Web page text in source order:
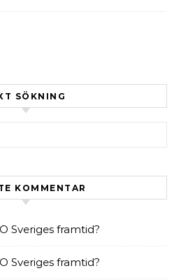
SÖKNING
KOMMENTAR
Sveriges framtid?
Sveriges framtid?